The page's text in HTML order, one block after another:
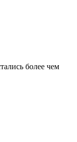
более чем